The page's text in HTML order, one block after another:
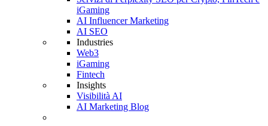
iGaming
AI Influencer Marketing
AI SEO
Industries
Web3
iGaming
Fintech
Insights
Visibilità AI
AI Marketing Blog